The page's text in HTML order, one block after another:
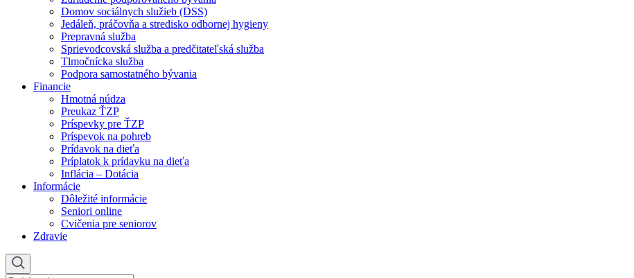
Domov sociálnych služieb (DSS)
Jedáleň, práčovňa a stredisko odbornej hygieny
Prepravná služba
Sprievodcovská služba a predčitateľská služba
Tlmočnícka služba
Podpora samostatného bývania
Financie
Hmotná núdza
Preukaz ŤZP
Príspevky pre ŤZP
Príspevok na pohreb
Prídavok na dieťa
Príplatok k prídavku na dieťa
Inflácia – Dotácia
Informácie
Dôležité informácie
Seniori online
Cvičenia pre seniorov
Zdravie